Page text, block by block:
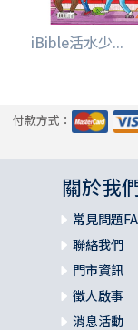
iBible活水少...
付款方式：
關於我
常見問題
聯絡我們
門市資訊
徵人啟事
消息活動